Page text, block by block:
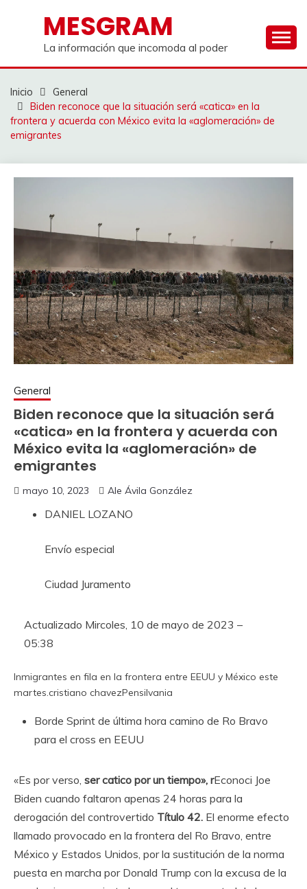
contenidoMESGRAM
La información que incomoda al poder
Inicio
General
Biden reconoce que la situación será «catica» en la
frontera y acuerda con México evita la «aglomeración» de
emigrantes
General
Biden reconoce que la situación será
«catica» en la frontera y acuerda con
México evita la «aglomeración» de
emigrantes
mayo 10, 2023 Ale Ávila González
DANIEL LOZANO
Envío especial
Ciudad Juramento
Actualizado Mircoles, 10 de mayo de 2023 –
05:38
Inmigrantes en fila en la frontera entre EEUU y México este
martes.cristiano chavezPensilvania
Borde Sprint de última hora camino de Ro Bravo
para el cross en EEUU
«Es por verso, ser catico por un tiempo», rEconoci Joe
Biden cuando faltaron apenas 24 horas para la
derogación del controvertido Título 42. El enorme efecto
llamado provocado en la frontera del Ro Bravo, entre
México y Estados Unidos, por la sustitución de la norma
puesta en marcha por Donald Trump con la excusa de la